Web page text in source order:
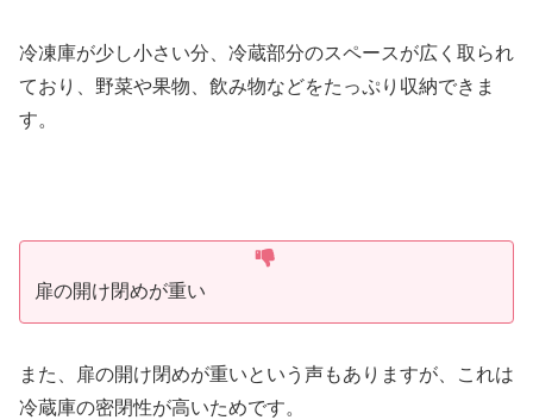
冷凍庫が少し小さい分、冷蔵部分のスペースが広く取られ
ており、野菜や果物、飲み物などをたっぷり収納できま
す。
扉の開け閉めが重い
また、扉の開け閉めが重いという声もありますが、これは
冷蔵庫の密閉性が高いためです。